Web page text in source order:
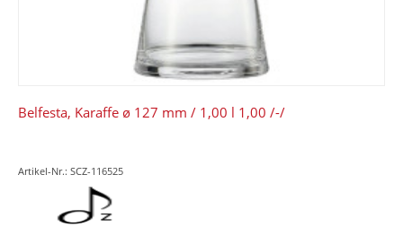
Belfesta, Karaffe ø 127 mm / 1,00 l 1,00 /-/
Artikel-Nr.: SCZ-116525